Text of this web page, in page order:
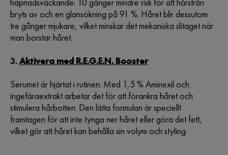
bryts av och en glansökning på 91 %. Håret blir dessutom
tre gånger mjukare, vilket minskar det mekaniska slitaget när
man borstar håret.
3.Aktivera med R.E.G.E.N. Booster
Serumet är hjärtat i rutinen. Med 1,5 % Aminexil och
ingefäraextrakt arbetar det för att förankra håret och
stimulera hårbotten. Den lätta formulan är speciellt
framtagen för att inte tynga ner håret eller göra det fett,
vilket gör att håret kan behålla sin volym och styling.